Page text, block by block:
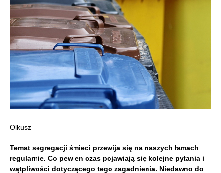
Olkusz
Temat segregacji śmieci przewija się na naszych łamach
regularnie. Co pewien czas pojawiają się kolejne pytania i
wątpliwości dotyczącego tego zagadnienia. Niedawno do